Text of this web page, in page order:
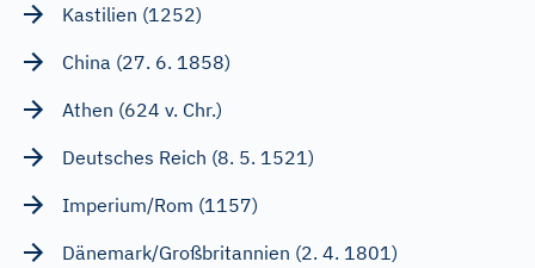
Kastilien (1252)
China (27. 6. 1858)
Athen (624 v. Chr.)
Deutsches Reich (8. 5. 1521)
Imperium/Rom (1157)
Dänemark/Großbritannien (2. 4. 1801)